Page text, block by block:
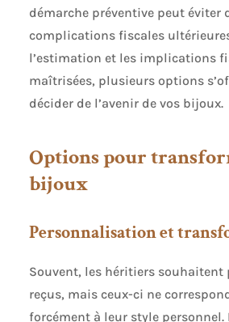
démarche préventive peut éviter
complications fiscales
l’estimation et les implications
maîtrisées, plusieurs options
décider de l’avenir de vos bijoux.
Options pour
bijoux
Personnalisation et
Souvent, les héritiers souhaitent
reçus, mais ceux-ci ne
forcément à leur style personnel.